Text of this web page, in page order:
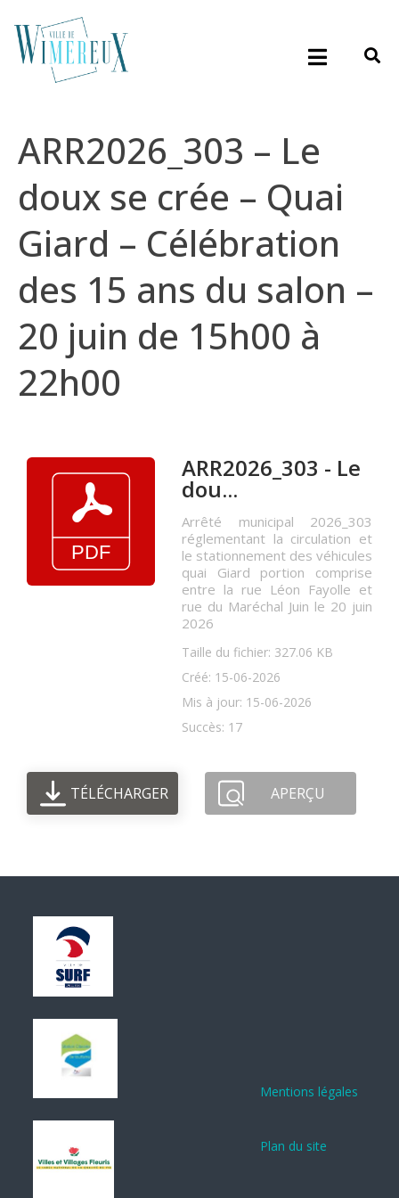
ARR2026_303 – Le
doux se crée – Quai
Giard – Célébration
des 15 ans du salon –
20 juin de 15h00 à
22h00
ARR2026_303 - Le
dou...
Arrêté municipal 2026_303
réglementant la circulation et
le stationnement des véhicules
quai Giard portion comprise
entre la rue Léon Fayolle et
rue du Maréchal Juin le 20 juin
2026
Taille du fichier: 327.06 KB
Créé: 15-06-2026
Mis à jour: 15-06-2026
Succès: 17
TÉLÉCHARGER APERÇU
Mentions légales
Plan du site